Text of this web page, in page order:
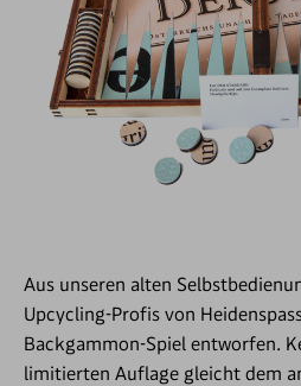
Aus unseren alten
Upcycling-Profis von
Backgammon-Spiel entworfen.
limitierten Auflage gleicht dem